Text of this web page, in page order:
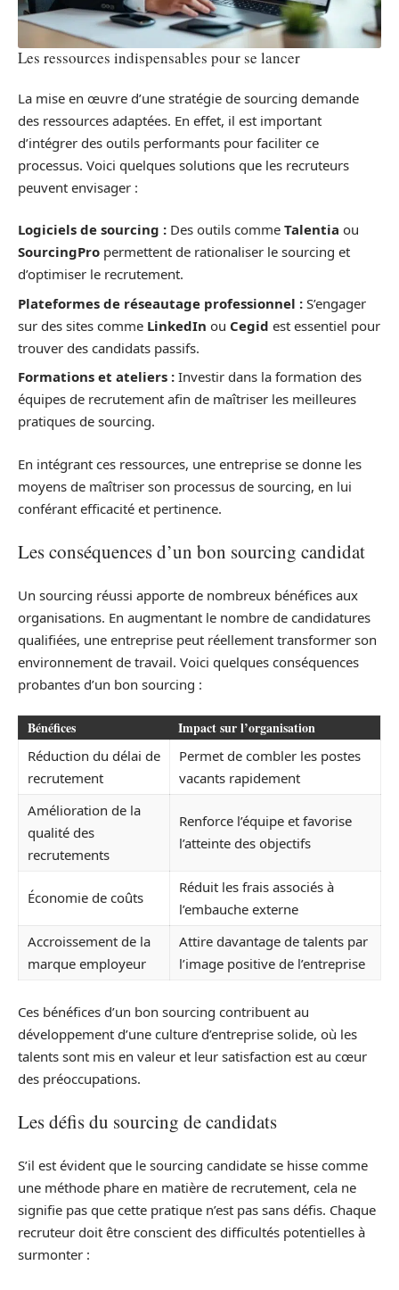
Les ressources indispensables pour se lancer
La mise en œuvre d’une stratégie de sourcing demande
des ressources adaptées. En effet, il est important
d’intégrer des outils performants pour faciliter ce
processus. Voici quelques solutions que les recruteurs
peuvent envisager :
Logiciels de sourcing : Des outils comme Talentia ou
SourcingPro permettent de rationaliser le sourcing et
d’optimiser le recrutement.
Plateformes de réseautage professionnel : S’engager
sur des sites comme LinkedIn ou Cegid est essentiel pour
trouver des candidats passifs.
Formations et ateliers : Investir dans la formation des
équipes de recrutement afin de maîtriser les meilleures
pratiques de sourcing.
En intégrant ces ressources, une entreprise se donne les
moyens de maîtriser son processus de sourcing, en lui
conférant efficacité et pertinence.
Les conséquences d’un bon sourcing candidat
Un sourcing réussi apporte de nombreux bénéfices aux
organisations. En augmentant le nombre de candidatures
qualifiées, une entreprise peut réellement transformer son
environnement de travail. Voici quelques conséquences
probantes d’un bon sourcing :
Bénéfices Impact sur l’organisation
Réduction du délai de
recrutement
Permet de combler les postes
vacants rapidement
Amélioration de la
qualité des
recrutements
Renforce l’équipe et favorise
l’atteinte des objectifs
Économie de coûts
Réduit les frais associés à
l’embauche externe
Accroissement de la
marque employeur
Attire davantage de talents par
l’image positive de l’entreprise
Ces bénéfices d’un bon sourcing contribuent au
développement d’une culture d’entreprise solide, où les
talents sont mis en valeur et leur satisfaction est au cœur
des préoccupations.
Les défis du sourcing de candidats
S’il est évident que le sourcing candidate se hisse comme
une méthode phare en matière de recrutement, cela ne
signifie pas que cette pratique n’est pas sans défis. Chaque
recruteur doit être conscient des difficultés potentielles à
surmonter :